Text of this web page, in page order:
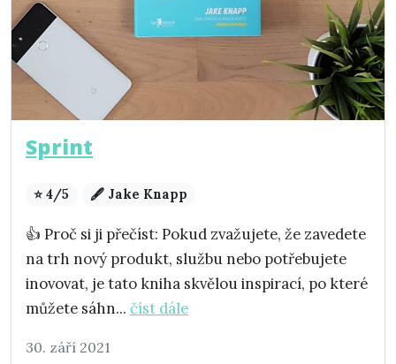
Sprint
⭐ 4/5 🖋️ Jake Knapp
👍 Proč si ji přečíst: Pokud zvažujete, že zavedete
na trh nový produkt, službu nebo potřebujete
inovovat, je tato kniha skvělou inspirací, po které
můžete sáhn... číst dále
30. září 2021